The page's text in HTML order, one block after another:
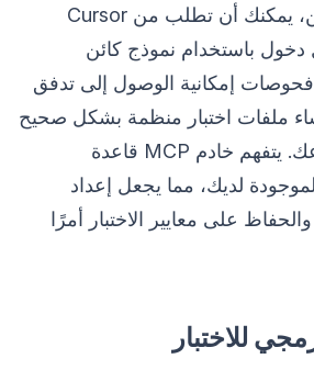
باستخدام هذا التكوين، يمكنك أن تطلب من Cursor
دخول باستخدام نموذج كائن
إمكانية الوصول إلى تدفق
ملفات اختبار منظمة بشكل صحيح
تتبع اتفاقيات مشروعك. يتفهم خادم MCP قاعدة
لديك، مما يجعل إعداد
على معايير الاختبار أمرًا
للاختبار